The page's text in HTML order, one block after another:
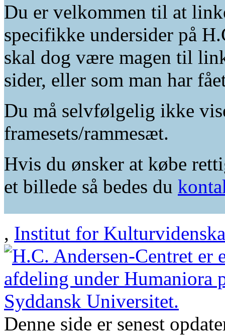
Du er velkommen til at
specifikke undersider på
skal dog være magen til
sider, eller som man har
Du må selvfølgelig ikke
framesets/rammesæt.
Hvis du ønsker at købe
et billede så bedes du
, Institut for
Denne side er senest